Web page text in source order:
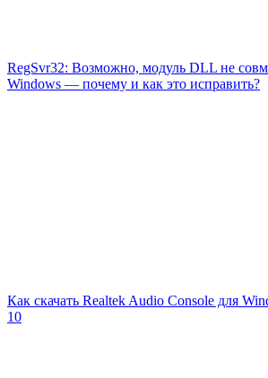
RegSvr32: Возможно, модуль DLL не
Windows — почему и как это исправить?
Как скачать Realtek Audio Console для
10